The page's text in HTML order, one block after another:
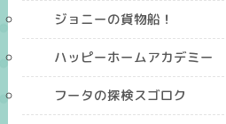
ジョニーの貨物船！
ハッピーホームアカデミー
フータの探検スゴロク